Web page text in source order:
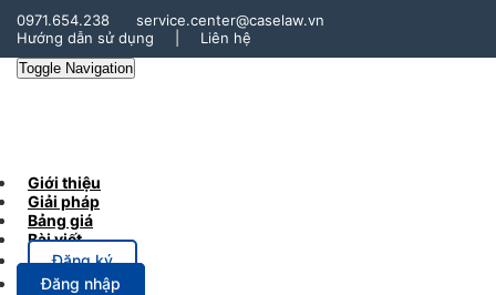
0971.654.238
service.center@caselaw.vn
Hướng dẫn sử dụng
Liên hệ
Toggle Navigation
Giới thiệu
Giải pháp
Bảng giá
Bài viết
Đăng ký
Đăng nhập